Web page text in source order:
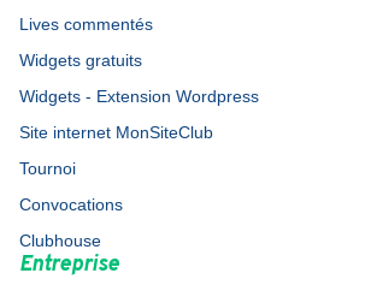
Lives commentés
Widgets gratuits
Widgets - Extension Wordpress
Site internet MonSiteClub
Tournoi
Convocations
Clubhouse
Entreprise